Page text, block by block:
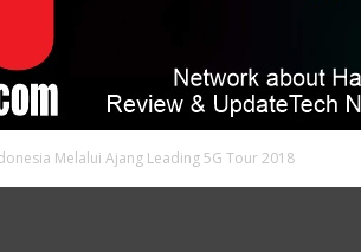
Melalui Ajang Leading 5G Tour 2018